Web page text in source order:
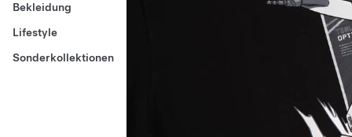
Bekleidung
Lifestyle
Sonderkollektionen